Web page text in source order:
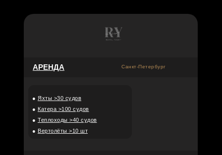
АРЕНДА
● Яхты >30 судов
● Катера >100 судов
● Теплоходы >40 судов
● Вертолёты >10 шт
Санкт-Петербург